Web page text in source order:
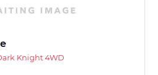
Knight 4WD